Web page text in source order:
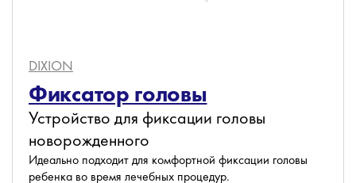
DIXION
Фиксатор головы
Устройство для фиксации головы
новорожденного
Идеально подходит для комфортной фиксации головы
ребенка во время лечебных процедур.